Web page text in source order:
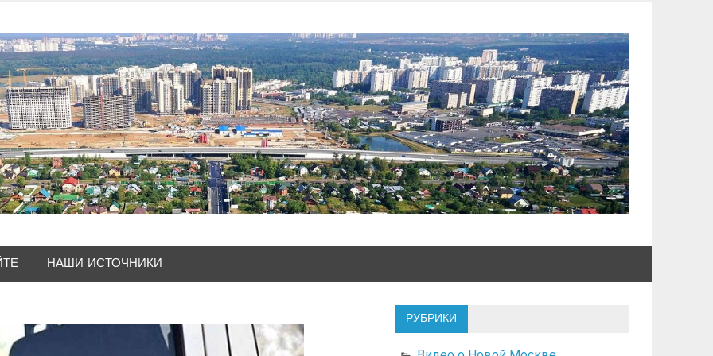
НАШИ ИСТОЧНИКИ
РУБРИКИ